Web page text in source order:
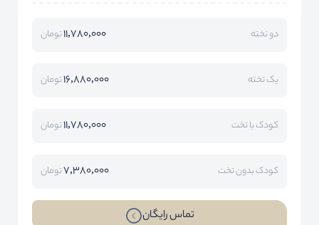
دو تخته 11,780,000تومان
یک تخته 16,880,000تومان
کودک با تخت 11,780,000تومان
کودک بدون تخت 7,380,000تومان
تماس رایگان